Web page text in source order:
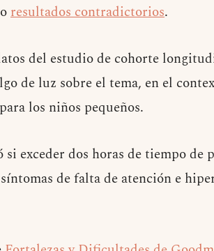
resultados contradictorios.
del estudio de cohorte
de luz sobre el tema, en el
los niños pequeños.
si exceder dos horas de tiempo
de falta de atención e